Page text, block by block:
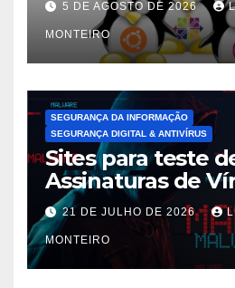
Mint Linux
5 DE AGOSTO DE 2026
MONTEIRO
SEGURANÇA DA INFORMAÇÃO
SEGURANÇA DIGITAL & ANTIVÍRUS
Sites para teste
Assinaturas de
Malwares
21 DE JULHO DE 2026
MONTEIRO